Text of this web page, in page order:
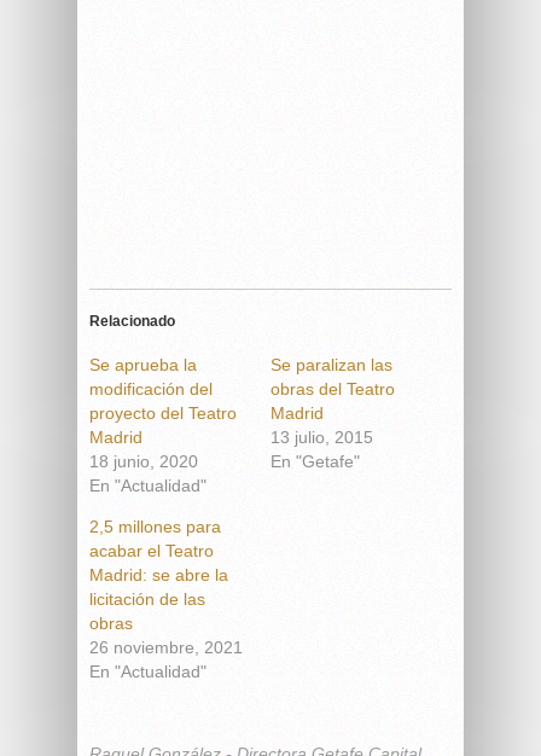
Relacionado
Se aprueba la
modificación del
proyecto del Teatro
Madrid
18 junio, 2020
En "Actualidad"
Se paralizan las
obras del Teatro
Madrid
13 julio, 2015
En "Getafe"
2,5 millones para
acabar el Teatro
Madrid: se abre la
licitación de las
obras
26 noviembre, 2021
En "Actualidad"